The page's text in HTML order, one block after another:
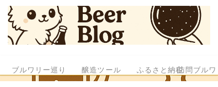
ブルワリー巡り 醸造ツール ふるさと納税訪問ブル